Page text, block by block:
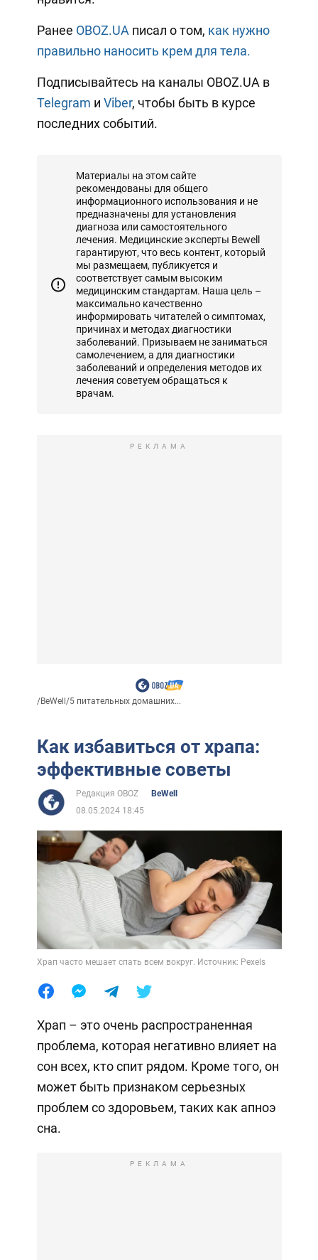
Ранее OBOZ.UA писал о том, как нужно
правильно наносить крем для тела.
Подписывайтесь на каналы OBOZ.UA в
Telegram и Viber, чтобы быть в курсе
последних событий.
Материалы на этом сайте
рекомендованы для общего
информационного использования и не
предназначены для установления
диагноза или самостоятельного
лечения. Медицинские эксперты Bewell
гарантируют, что весь контент, который
мы размещаем, публикуется и
соответствует самым высоким
медицинским стандартам. Наша цель –
максимально качественно
информировать читателей о симптомах,
причинах и методах диагностики
заболеваний. Призываем не заниматься
самолечением, а для диагностики
заболеваний и определения методов их
лечения советуем обращаться к
врачам.
РЕКЛАМА
/BeWell /5 питательных домашних...
Как избавиться от храпа:
эффективные советы
Редакция OBOZ
BeWell
08.05.2024 18:45
Храп часто мешает спать всем вокруг. Источник: Pexels
Храп – это очень распространенная
проблема, которая негативно влияет на
сон всех, кто спит рядом. Кроме того, он
может быть признаком серьезных
проблем со здоровьем, таких как апноэ
сна.
РЕКЛАМА